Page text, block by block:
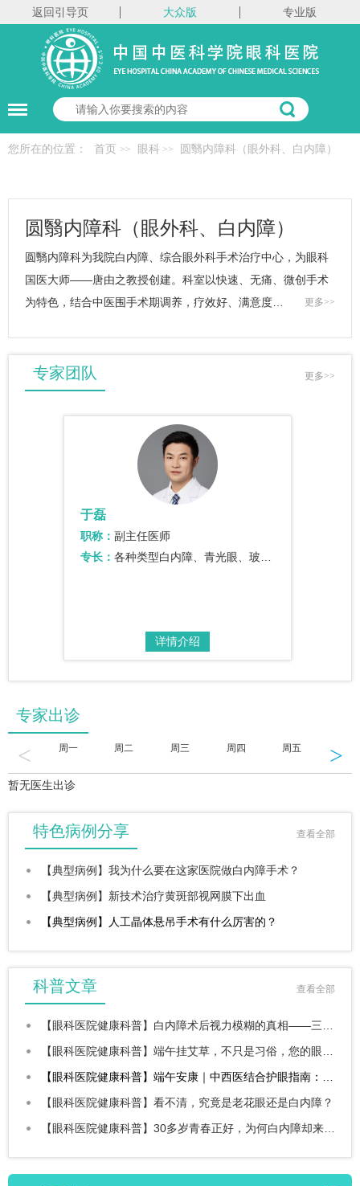
返回引导页 大众版 专业版
您所在的位置： 首页 >> 眼科 >> 圆翳内障科（眼外科、白内障）
圆翳内障科（眼外科、白内障）
圆翳内障科为我院白内障、综合眼外科手术治疗中心，为眼科
国医大师——唐由之教授创建。科室以快速、无痛、微创手术
为特色，结合中医围手术期调养，疗效好、满意度…
更多>>
更多>>
专家团队
于磊
职称：副主任医师
专长：各种类型白内障、青光眼、玻璃体、视网膜、黄斑病变的诊治。
详情介绍
专家出诊
< 周一 周二 周三 周四 周五 >
暂无医生出诊
查看全部
特色病例分享
【典型病例】我为什么要在这家医院做白内障手术？
【典型病例】新技术治疗黄斑部视网膜下出血
【典型病例】人工晶体悬吊手术有什么厉害的？
查看全部
科普文章
【眼科医院健康科普】看不清，究竟是老花眼还是白内障？